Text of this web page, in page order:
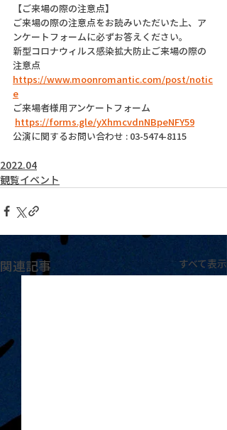
【ご来場の際の注意点】
ご来場の際の注意点をお読みいただいた上、ア
ンケートフォームに必ずお答えください。
新型コロナウィルス感染拡大防止ご来場の際の
注意点
https://www.moonromantic.com/post/notic
e
ご来場者様用アンケートフォーム
https://forms.gle/yXhmcvdnNBpeNFY59
公演に関するお問い合わせ : 03-5474-8115
2022.04
観覧イベント
関連記事 すべて表示